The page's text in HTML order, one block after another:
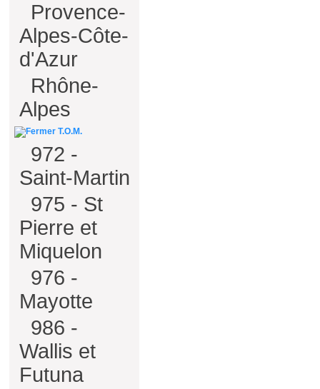
Provence-
Alpes-Côte-
d'Azur
Rhône-
Alpes
T.O.M.
972 -
Saint-Martin
975 - St
Pierre et
Miquelon
976 -
Mayotte
986 -
Wallis et
Futuna